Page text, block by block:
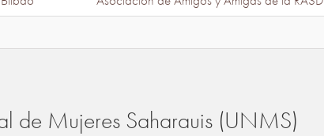
de Mujeres Saharauis (UNMS)